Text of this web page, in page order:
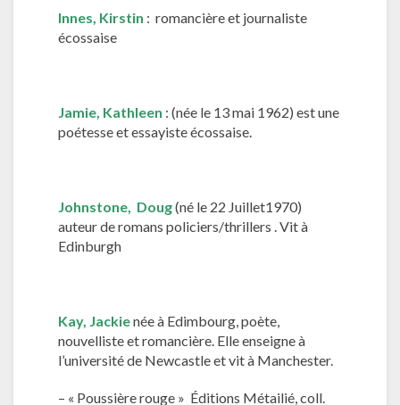
Innes, Kirstin : romancière et journaliste
écossaise
Jamie, Kathleen : (née le 13 mai 1962) est une
poétesse et essayiste écossaise.
Johnstone, Doug(né le 22 Juillet1970)
auteur de romans policiers/thrillers . Vit à
Edinburgh
Kay, Jackienée à Edimbourg, poète,
nouvelliste et romancière. Elle enseigne à
l’université de Newcastle et vit à Manchester.
– « Poussière rouge » Éditions Métailié, coll.